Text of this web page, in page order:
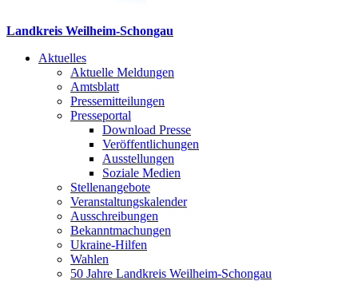
Landkreis Weilheim-Schongau
Aktuelles
Aktuelle Meldungen
Amtsblatt
Pressemitteilungen
Presseportal
Download Presse
Veröffentlichungen
Ausstellungen
Soziale Medien
Stellenangebote
Veranstaltungskalender
Ausschreibungen
Bekanntmachungen
Ukraine-Hilfen
Wahlen
50 Jahre Landkreis Weilheim-Schongau